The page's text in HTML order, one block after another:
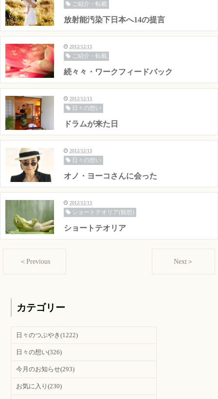
ご紹介・転載
放射能汚染下日本へ14の提言
2012/12/13
ご紹介・転載
続々々・ワークフィードバック
2012/12/13
日々の想い
ドラムが来た日
2012/12/13
日々の想い
オノ・ヨーコさんに会った
2012/12/13
ショートテオリア(観想)
ショートテオリア
＜Previous Next＞
カテゴリー
日々のつぶやき(1222)
日々の想い(326)
今月のお知らせ(293)
お気に入り(230)